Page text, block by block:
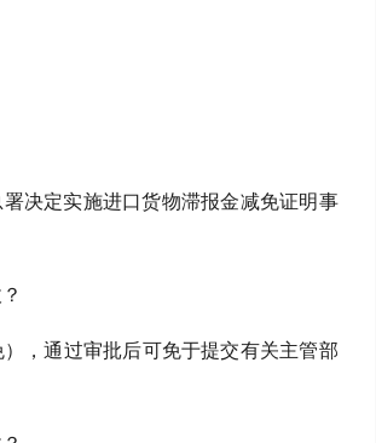
决定实施进口货物滞报金减免证明事
，通过审批后可免于提交有关主管部